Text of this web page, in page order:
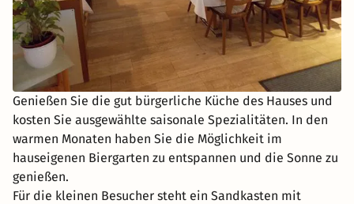
Genießen Sie die gut bürgerliche Küche des Hauses und
kosten Sie ausgewählte saisonale Spezialitäten. In den
warmen Monaten haben Sie die Möglichkeit im
hauseigenen Biergarten zu entspannen und die Sonne zu
genießen.
Für die kleinen Besucher steht ein Sandkasten mit